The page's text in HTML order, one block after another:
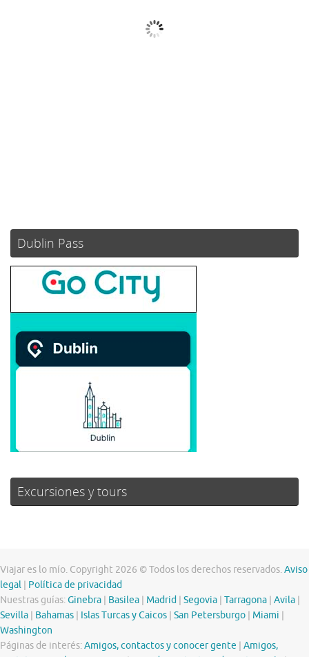
Nubes
Dublin Pass
Excursiones y tours
Viajar es lo mío. Copyright 2026 © Todos los derechos reservados.Aviso
legal
Política de privacidad
Nuestras guías:Ginebra Basilea Madrid Segovia Tarragona Avila
Sevilla
Bahamas Islas Turcas y Caicos San Petersburgo Miami
Washington
Páginas de interés:Amigos, contactos y conocer gente
Amigos,